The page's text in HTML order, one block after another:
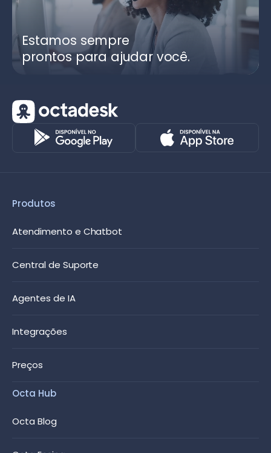
Estamos sempre
prontos para ajudar você.
Produtos
Atendimento e Chatbot
Central de Suporte
Agentes de IA
Integrações
Preços
Octa Hub
Octa Blog